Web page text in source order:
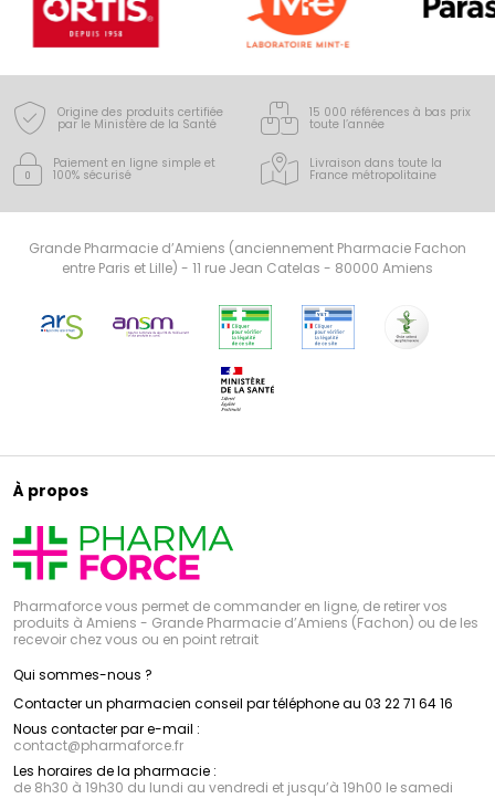
Origine des produits certifiée
par le Ministère de la Santé
15 000 références à bas prix
toute l’année
Paiement en ligne simple et
100% sécurisé
Livraison dans toute la
France métropolitaine
Grande Pharmacie d’Amiens (anciennement Pharmacie Fachon
entre Paris et Lille) - 11 rue Jean Catelas - 80000 Amiens
À propos
Pharmaforce vous permet de commander en ligne, de retirer vos
produits à Amiens - Grande Pharmacie d’Amiens (Fachon) ou de les
recevoir chez vous ou en point retrait
Qui sommes-nous ?
Contacter un pharmacien conseil par téléphone au 03 22 71 64 16
Nous contacter par e-mail :
contact@pharmaforce.fr
Les horaires de la pharmacie :
de 8h30 à 19h30 du lundi au vendredi et jusqu’à 19h00 le samedi